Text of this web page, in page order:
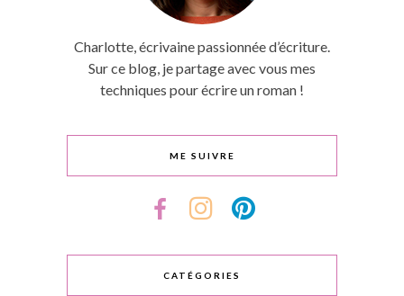
Charlotte, écrivaine passionnée d’écriture.
Sur ce blog, je partage avec vous mes
techniques pour écrire un roman !
ME SUIVRE
CATÉGORIES